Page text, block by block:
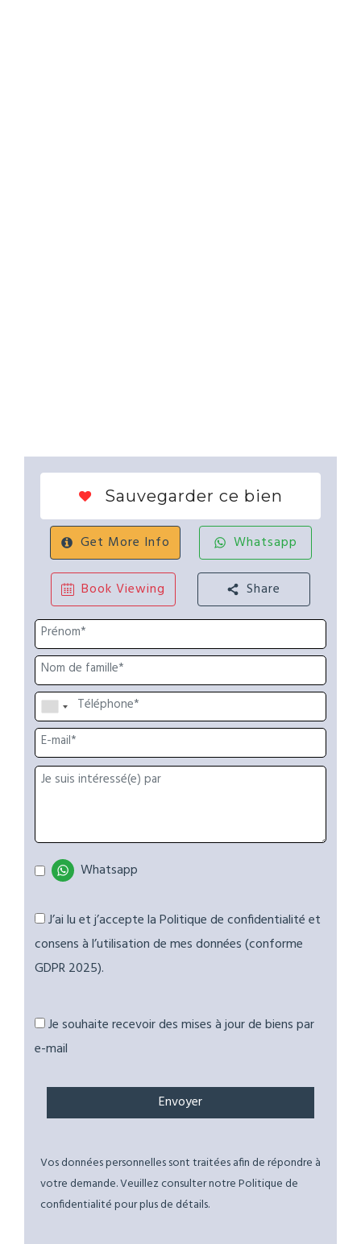
Sauvegarder ce bien
Get More Info Whatsapp
Book Viewing Share
Whatsapp
J’ai lu et j’accepte la Politique de confidentialité et
consens à l’utilisation de mes données (conforme
GDPR 2025).
Je souhaite recevoir des mises à jour de biens par
e-mail
Vos données personnelles sont traitées afin de répondre à
votre demande. Veuillez consulter notre Politique de
confidentialité pour plus de détails.